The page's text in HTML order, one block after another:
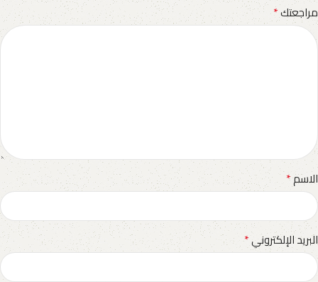
مراجعتك*
الاسم*
البريد الإلكتروني*